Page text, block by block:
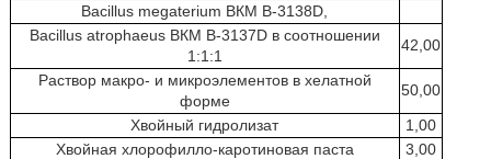
Bacillus megaterium ВКМ B-3138D,
Bacillus atrophaeus ВКМ B-3137D в соотношении
1:1:1
42,00
Раствор макро- и микроэлементов в хелатной
форме
50,00
Хвойный гидролизат
1,00
Хвойная хлорофилло-каротиновая паста
3,00